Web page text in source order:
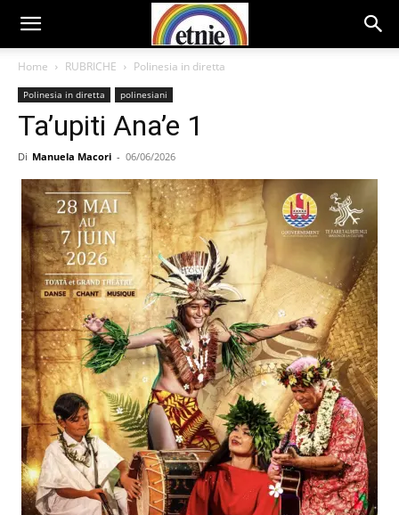
Home RUBRICHE Polinesia in diretta
Polinesia in diretta polinesiani
Ta’upiti Ana’e 1
Di Manuela Macori - 06/06/2026